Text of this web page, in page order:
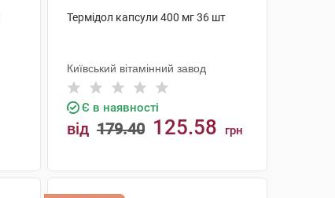
Термідол капсули 400 мг 36 шт
Київський вітамінний завод
Є в наявності
від 179.40 125.58 грн